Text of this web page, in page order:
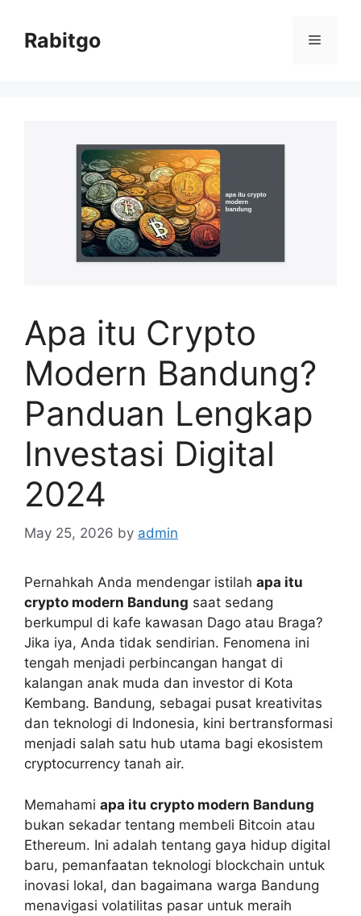
contentRabitgo Menu
Apa itu Crypto
Modern Bandung?
Panduan Lengkap
Investasi Digital
2024
May 25, 2026 by admin
Pernahkah Anda mendengar istilah apa itu
crypto modern Bandung saat sedang
berkumpul di kafe kawasan Dago atau Braga?
Jika iya, Anda tidak sendirian. Fenomena ini
tengah menjadi perbincangan hangat di
kalangan anak muda dan investor di Kota
Kembang. Bandung, sebagai pusat kreativitas
dan teknologi di Indonesia, kini bertransformasi
menjadi salah satu hub utama bagi ekosistem
cryptocurrency tanah air.
Memahami apa itu crypto modern Bandung
bukan sekadar tentang membeli Bitcoin atau
Ethereum. Ini adalah tentang gaya hidup digital
baru, pemanfaatan teknologi blockchain untuk
inovasi lokal, dan bagaimana warga Bandung
menavigasi volatilitas pasar untuk meraih